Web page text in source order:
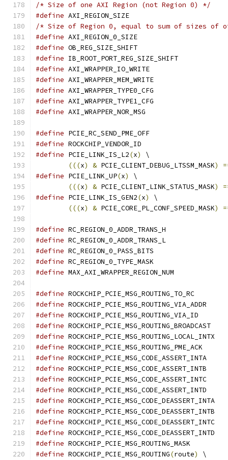
/* Size of one AXI Region (not Region 0) */
#define
/* Size of Region 0, equal to sum of sizes of
#define
#define
#define
#define
#define
#define
#define
#define
#define
#define
#define PCIE_LINK_IS_L2(x)
\
(((x) & PCIE_CLIENT_DEBUG_LTSSM_MASK)
#define PCIE_LINK_UP(x)
\
(((x) & PCIE_CLIENT_LINK_STATUS_MASK)
#define PCIE_LINK_IS_GEN2(x)
\
(((x) & PCIE_CORE_PL_CONF_SPEED_MASK)
#define
#define
#define
#define
#define
#define
#define
#define
#define
#define
#define
#define
#define
#define
#define
#define
#define
#define
#define
#define
#define ROCKCHIP_PCIE_MSG_ROUTING(route)
\